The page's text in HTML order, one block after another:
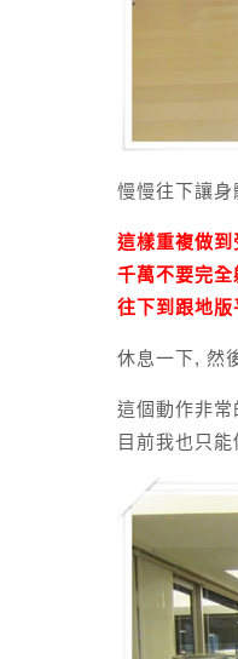
慢慢往下讓
這樣重複做
千萬不要完
往下到跟地
休息一下, 然
這個動作非
目前我也只